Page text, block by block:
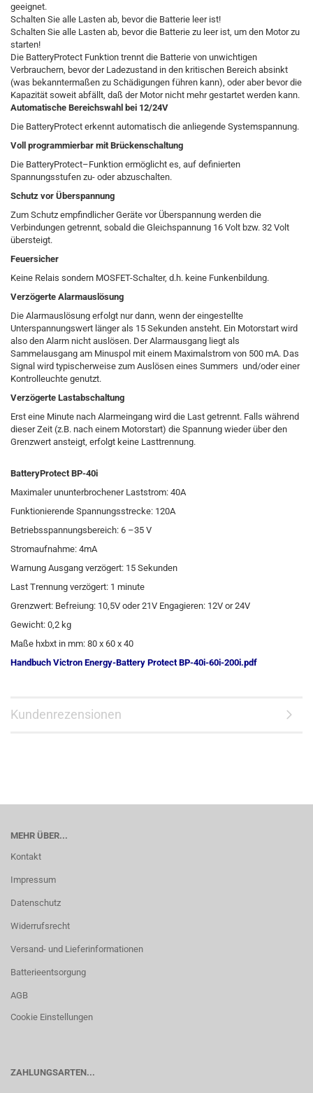
geeignet.
Schalten Sie alle Lasten ab, bevor die Batterie leer ist!
Schalten Sie alle Lasten ab, bevor die Batterie zu leer ist, um den Motor zu
starten!
Die BatteryProtect Funktion trennt die Batterie von unwichtigen
Verbrauchern, bevor der Ladezustand in den kritischen Bereich absinkt
(was bekanntermaßen zu Schädigungen führen kann), oder aber bevor die
Kapazität soweit abfällt, daß der Motor nicht mehr gestartet werden kann.
Automatische Bereichswahl bei 12/24V
Die BatteryProtect erkennt automatisch die anliegende Systemspannung.
Voll programmierbar mit Brückenschaltung
Die BatteryProtect–Funktion ermöglicht es, auf definierten
Spannungsstufen zu- oder abzuschalten.
Schutz vor Überspannung
Zum Schutz empfindlicher Geräte vor Überspannung werden die
Verbindungen getrennt, sobald die Gleichspannung 16 Volt bzw. 32 Volt
übersteigt.
Feuersicher
Keine Relais sondern MOSFET-Schalter, d.h. keine Funkenbildung.
Verzögerte Alarmauslösung
Die Alarmauslösung erfolgt nur dann, wenn der eingestellte
Unterspannungswert länger als 15 Sekunden ansteht. Ein Motorstart wird
also den Alarm nicht auslösen. Der Alarmausgang liegt als
Sammelausgang am Minuspol mit einem Maximalstrom von 500 mA. Das
Signal wird typischerweise zum Auslösen eines Summers und/oder einer
Kontrolleuchte genutzt.
Verzögerte Lastabschaltung
Erst eine Minute nach Alarmeingang wird die Last getrennt. Falls während
dieser Zeit (z.B. nach einem Motorstart) die Spannung wieder über den
Grenzwert ansteigt, erfolgt keine Lasttrennung.
BatteryProtect BP-40i
Maximaler ununterbrochener Laststrom: 40A
Funktionierende Spannungsstrecke: 120A
Betriebsspannungsbereich: 6 –35 V
Stromaufnahme: 4mA
Warnung Ausgang verzögert: 15 Sekunden
Last Trennung verzögert: 1 minute
Grenzwert: Befreiung: 10,5V oder 21V Engagieren: 12V or 24V
Gewicht: 0,2 kg
Maße hxbxt in mm: 80 x 60 x 40
Handbuch Victron Energy-Battery Protect BP-40i-60i-200i.pdf
Kundenrezensionen
MEHR ÜBER...
Kontakt
Impressum
Datenschutz
Widerrufsrecht
Versand- und Lieferinformationen
Batterieentsorgung
AGB
Cookie Einstellungen
ZAHLUNGSARTEN...